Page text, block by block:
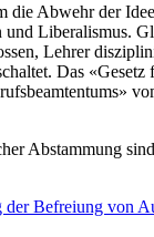
die Abwehr der
und Liberalismus.
Lehrer
Das «Gesetz
Abstammung
der Befreiung von